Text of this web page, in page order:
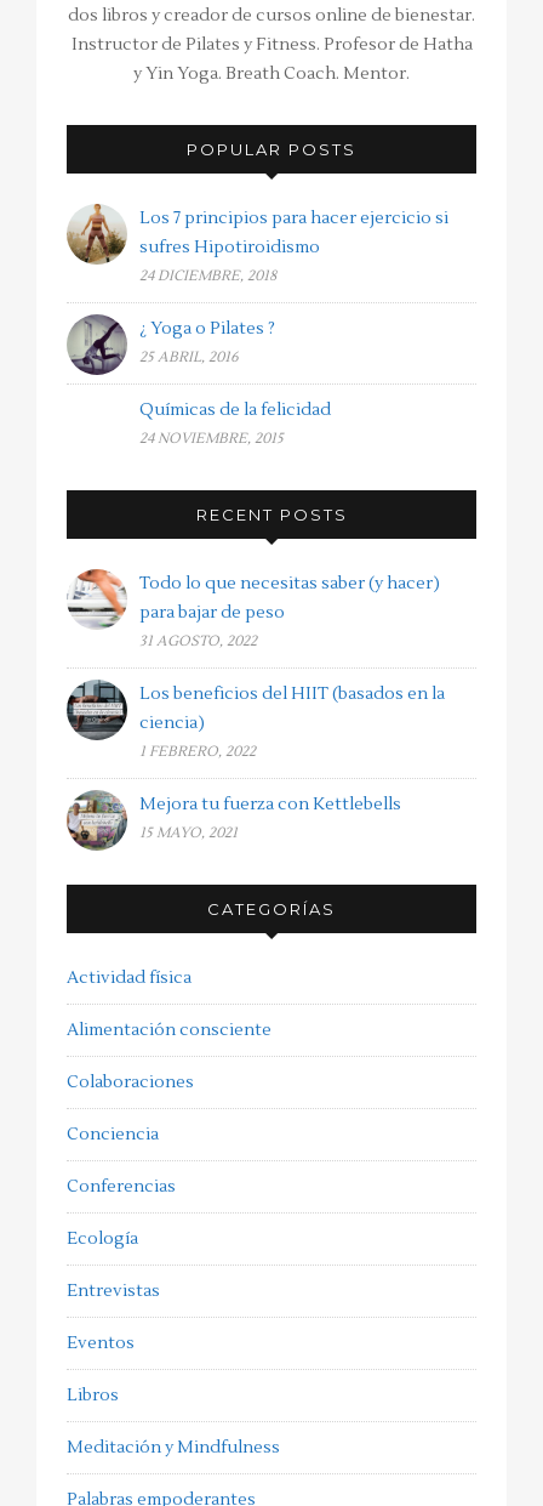
dos libros y creador de cursos online de bienestar.
Instructor de Pilates y Fitness. Profesor de Hatha
y Yin Yoga. Breath Coach. Mentor.
POPULAR POSTS
Los 7 principios para hacer ejercicio si
sufres Hipotiroidismo
24 DICIEMBRE, 2018
¿ Yoga o Pilates ?
25 ABRIL, 2016
Químicas de la felicidad
24 NOVIEMBRE, 2015
RECENT POSTS
Todo lo que necesitas saber (y hacer)
para bajar de peso
31 AGOSTO, 2022
Los beneficios del HIIT (basados en la
ciencia)
1 FEBRERO, 2022
Mejora tu fuerza con Kettlebells
15 MAYO, 2021
CATEGORÍAS
Actividad física
Alimentación consciente
Colaboraciones
Conciencia
Conferencias
Ecología
Entrevistas
Eventos
Libros
Meditación y Mindfulness
Palabras empoderantes